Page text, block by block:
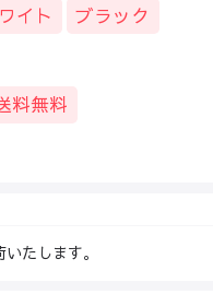
イト
ブラック
料無料
たします。